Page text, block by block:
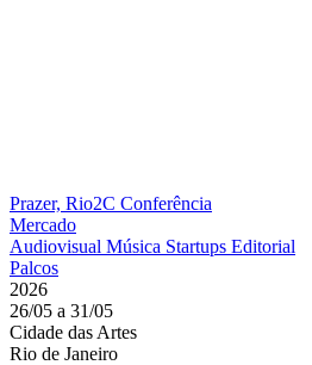
Prazer, Rio2C Conferência
Mercado
Audiovisual Música Startups Editorial
Palcos
2026
26/05 a 31/05
Cidade das Artes
Rio de Janeiro